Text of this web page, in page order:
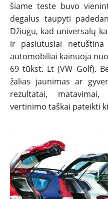
šiame teste buvo
degalus taupyti
Džiugu, kad universalų
ir pasiutusiai netuština
automobiliai kainuoja
69 tūkst. Lt (VW Golf).
žalias jaunimas ar
rezultatai,
vertinimo taškai pateikti